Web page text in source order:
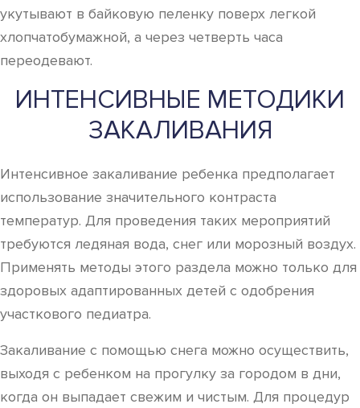
укутывают в байковую пеленку поверх легкой
хлопчатобумажной, а через четверть часа
переодевают.
ИНТЕНСИВНЫЕ МЕТОДИКИ
ЗАКАЛИВАНИЯ
Интенсивное закаливание ребенка предполагает
использование значительного контраста
температур. Для проведения таких мероприятий
требуются ледяная вода, снег или морозный воздух.
Применять методы этого раздела можно только для
здоровых адаптированных детей с одобрения
участкового педиатра.
Закаливание с помощью снега можно осуществить,
выходя с ребенком на прогулку за городом в дни,
когда он выпадает свежим и чистым. Для процедур